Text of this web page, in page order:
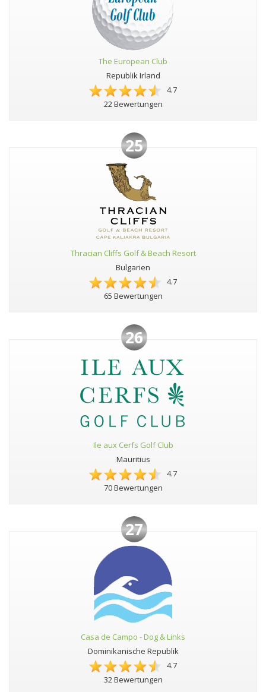
The European Club
Republik Irland
4.7
22 Bewertungen
25
Thracian Cliffs Golf & Beach Resort
Bulgarien
4.7
65 Bewertungen
26
Ile aux Cerfs Golf Club
Mauritius
4.7
70 Bewertungen
27
Casa de Campo - Dog & Links
Dominikanische Republik
4.7
32 Bewertungen